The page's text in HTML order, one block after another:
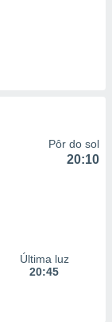
Pôr do sol
20:10
Última luz
20:45